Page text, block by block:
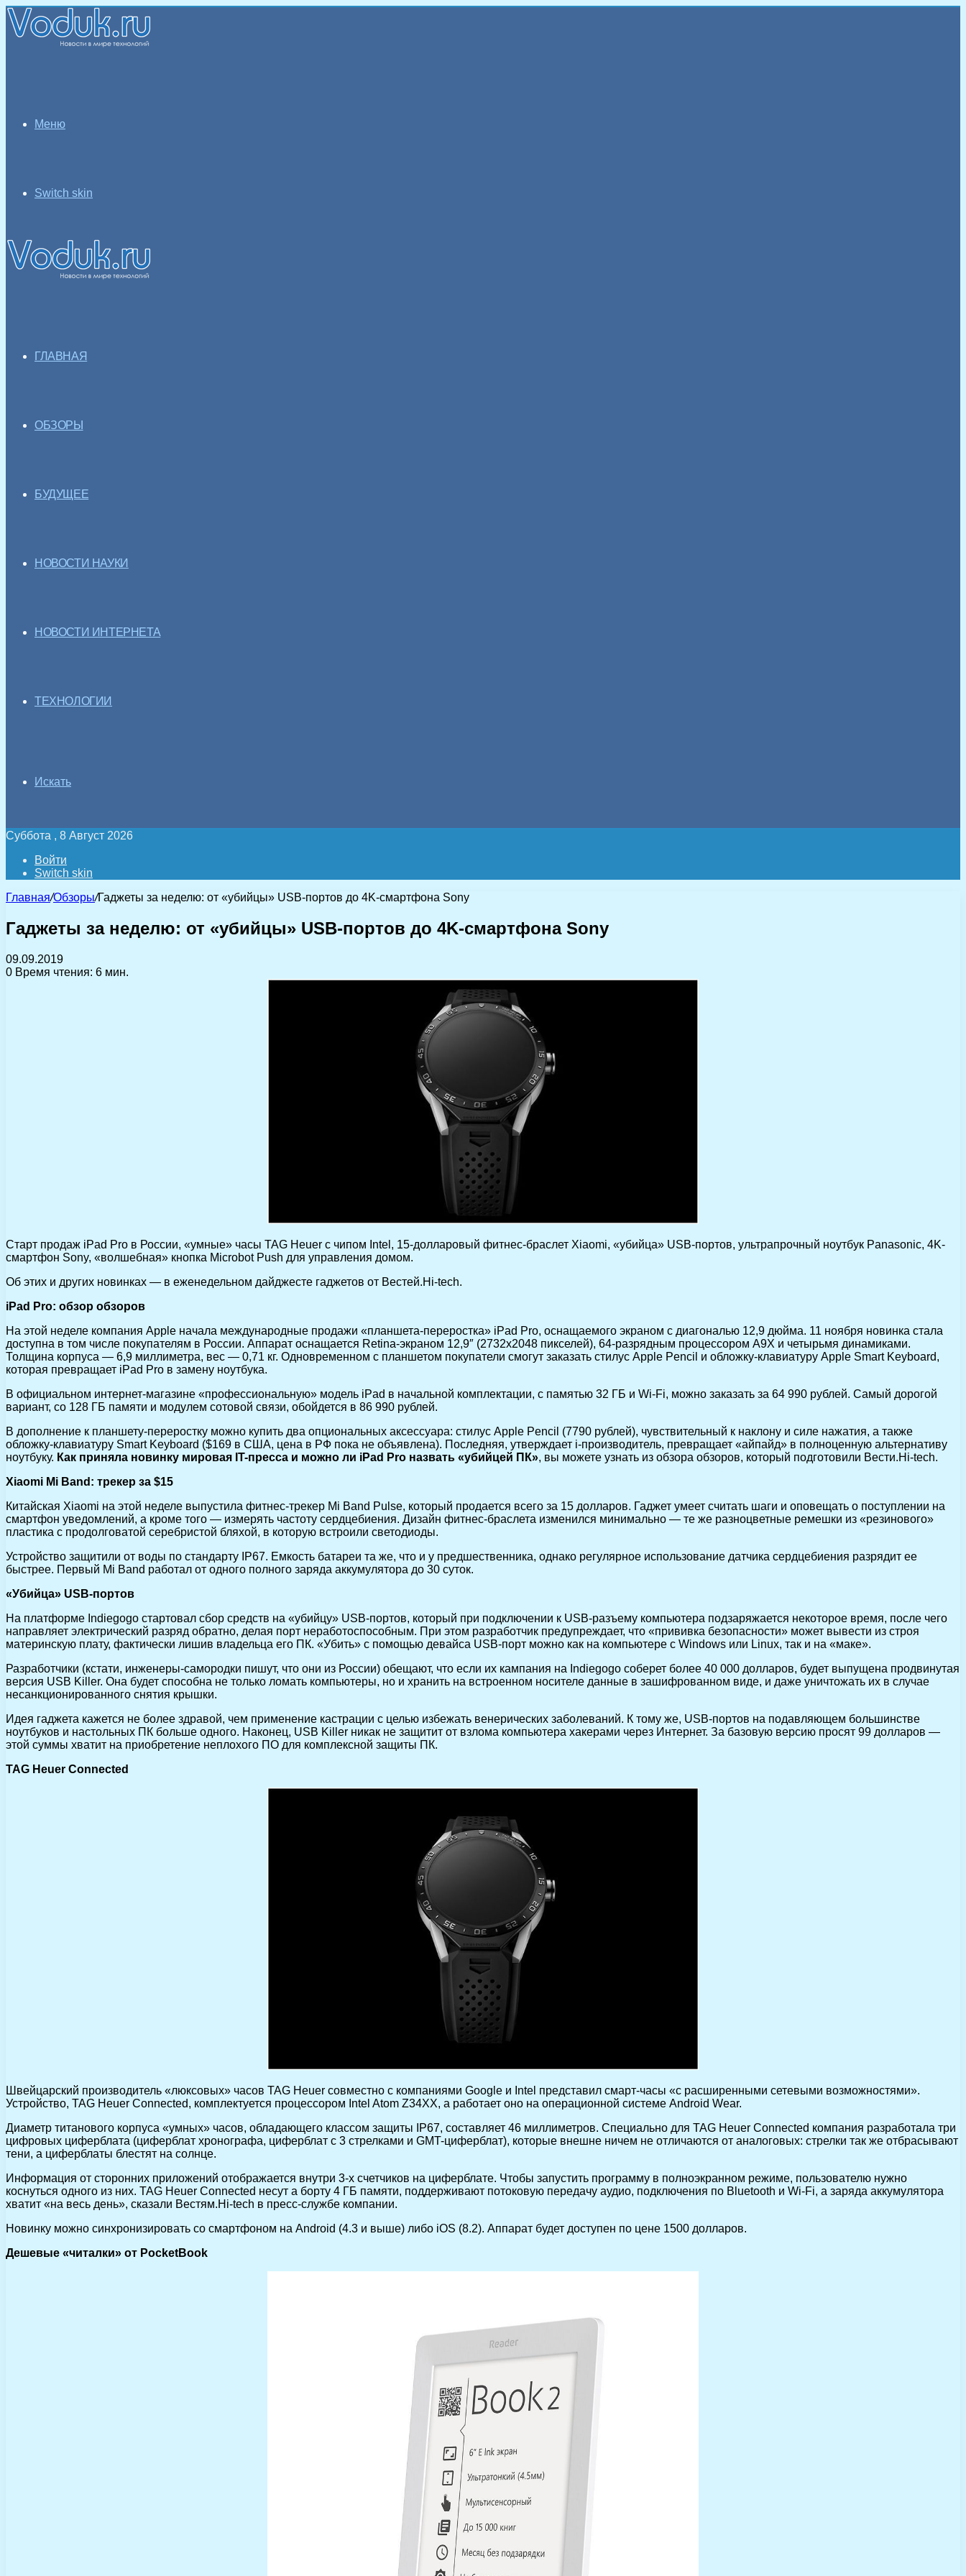
Меню
Switch skin
ГЛАВНАЯ
ОБЗОРЫ
БУДУЩЕЕ
НОВОСТИ НАУКИ
НОВОСТИ ИНТЕРНЕТА
ТЕХНОЛОГИИ
Искать
Суббота , 8 Август 2026
Войти
Switch skin
Главная/Обзоры/Гаджеты за неделю: от «убийцы» USB-портов до 4K-смартфона Sony
Гаджеты за неделю: от «убийцы» USB-портов до 4K-смартфона Sony
09.09.2019
0 Время чтения: 6 мин.
Старт продаж iPad Pro в России, «умные» часы TAG Heuer с чипом Intel, 15-долларовый фитнес-браслет Xiaomi, «убийца» USB-портов, ультрапрочный ноутбук Panasonic, 4K-
смартфон Sony, «волшебная» кнопка Microbot Push для управления домом.
Об этих и других новинках — в еженедельном дайджесте гаджетов от Вестей.Hi-tech.
iPad Pro: обзор обзоров
На этой неделе компания Apple начала международные продажи «планшета-переростка» iPad Pro, оснащаемого экраном с диагональю 12,9 дюйма. 11 ноября новинка стала
доступна в том числе покупателям в России. Аппарат оснащается Retina-экраном 12,9″ (2732х2048 пикселей), 64-разрядным процессором A9X и четырьмя динамиками.
Толщина корпуса — 6,9 миллиметра, вес — 0,71 кг. Одновременном с планшетом покупатели смогут заказать стилус Apple Pencil и обложку-клавиатуру Apple Smart Keyboard,
которая превращает iPad Pro в замену ноутбука.
В официальном интернет-магазине «профессиональную» модель iPad в начальной комплектации, с памятью 32 ГБ и Wi-Fi, можно заказать за 64 990 рублей. Самый дорогой
вариант, со 128 ГБ памяти и модулем сотовой связи, обойдется в 86 990 рублей.
В дополнение к планшету-переростку можно купить два опциональных аксессуара: стилус Apple Pencil (7790 рублей), чувствительный к наклону и силе нажатия, а также
обложку-клавиатуру Smart Keyboard ($169 в США, цена в РФ пока не объявлена). Последняя, утверждает i-производитель, превращает «айпайд» в полноценную альтернативу
ноутбуку. Как приняла новинку мировая IT-пресса и можно ли iPad Pro назвать «убийцей ПК», вы можете узнать из обзора обзоров, который подготовили Вести.Hi-tech.
Xiaomi Mi Band: трекер за $15
Китайская Xiaomi на этой неделе выпустила фитнес-трекер Mi Band Pulse, который продается всего за 15 долларов. Гаджет умеет считать шаги и оповещать о поступлении на
смартфон уведомлений, а кроме того — измерять частоту сердцебиения. Дизайн фитнес-браслета изменился минимально — те же разноцветные ремешки из «резинового»
пластика с продолговатой серебристой бляхой, в которую встроили светодиоды.
Устройство защитили от воды по стандарту IP67. Емкость батареи та же, что и у предшественника, однако регулярное использование датчика сердцебиения разрядит ее
быстрее. Первый Mi Band работал от одного полного заряда аккумулятора до 30 суток.
«Убийца» USB-портов
На платформе Indiegogo стартовал сбор средств на «убийцу» USB-портов, который при подключении к USB-разъему компьютера подзаряжается некоторое время, после чего
направляет электрический разряд обратно, делая порт неработоспособным. При этом разработчик предупреждает, что «прививка безопасности» может вывести из строя
материнскую плату, фактически лишив владельца его ПК. «Убить» с помощью девайса USB-порт можно как на компьютере с Windows или Linux, так и на «маке».
Разработчики (кстати, инженеры-самородки пишут, что они из России) обещают, что если их кампания на Indiegogo соберет более 40 000 долларов, будет выпущена продвинутая
версия USB Killer. Она будет способна не только ломать компьютеры, но и хранить на встроенном носителе данные в зашифрованном виде, и даже уничтожать их в случае
несанкционированного снятия крышки.
Идея гаджета кажется не более здравой, чем применение кастрации с целью избежать венерических заболеваний. К тому же, USB-портов на подавляющем большинстве
ноутбуков и настольных ПК больше одного. Наконец, USB Killer никак не защитит от взлома компьютера хакерами через Интернет. За базовую версию просят 99 долларов —
этой суммы хватит на приобретение неплохого ПО для комплексной защиты ПК.
TAG Heuer Connected
Швейцарский производитель «люксовых» часов TAG Heuer совместно с компаниями Google и Intel представил смарт-часы «с расширенными сетевыми возможностями».
Устройство, TAG Heuer Connected, комплектуется процессором Intel Atom Z34XX, а работает оно на операционной системе Android Wear.
Диаметр титанового корпуса «умных» часов, обладающего классом защиты IP67, составляет 46 миллиметров. Специально для TAG Heuer Connected компания разработала три
цифровых циферблата (циферблат хронографа, циферблат с 3 стрелками и GMT-циферблат), которые внешне ничем не отличаются от аналоговых: стрелки так же отбрасывают
тени, а циферблаты блестят на солнце.
Информация от сторонних приложений отображается внутри 3-х счетчиков на циферблате. Чтобы запустить программу в полноэкранном режиме, пользователю нужно
коснуться одного из них. TAG Heuer Connected несут а борту 4 ГБ памяти, поддерживают потоковую передачу аудио, подключения по Bluetooth и Wi-Fi, а заряда аккумулятора
хватит «на весь день», сказали Вестям.Hi-tech в пресс-службе компании.
Новинку можно синхронизировать со смартфоном на Android (4.3 и выше) либо iOS (8.2). Аппарат будет доступен по цене 1500 долларов.
Дешевые «читалки» от PocketBook